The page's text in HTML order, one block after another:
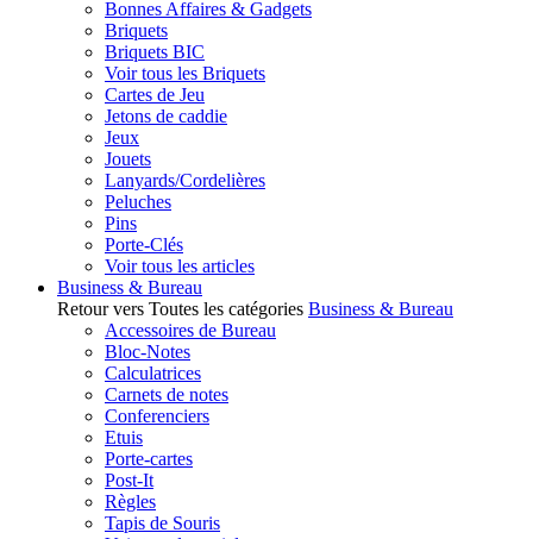
Bonnes Affaires & Gadgets
Briquets
Briquets BIC
Voir tous les Briquets
Cartes de Jeu
Jetons de caddie
Jeux
Jouets
Lanyards/Cordelières
Peluches
Pins
Porte-Clés
Voir tous les articles
Business & Bureau
Retour vers Toutes les catégories Business & Bureau
Accessoires de Bureau
Bloc-Notes
Calculatrices
Carnets de notes
Conferenciers
Etuis
Porte-cartes
Post-It
Règles
Tapis de Souris